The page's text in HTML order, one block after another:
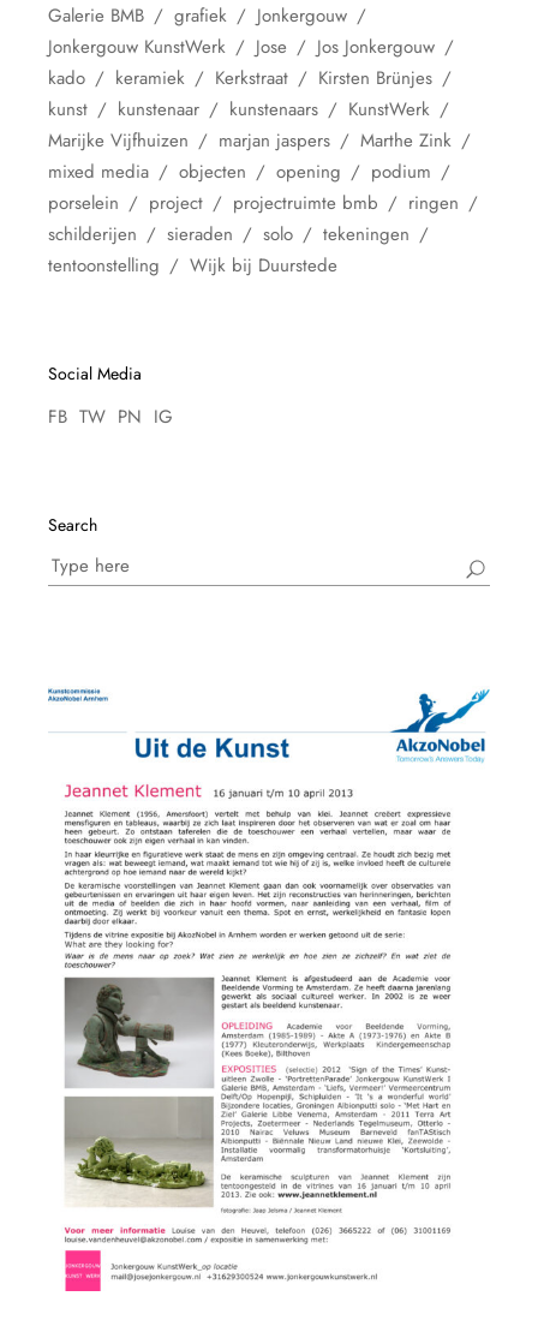
Galerie BMB
grafiek
Jonkergouw
Jonkergouw KunstWerk
Jose
Jos Jonkergouw
kado
keramiek Kerkstraat
Kirsten Brünjes
kunst
kunstenaar kunstenaars
KunstWerk
Marijke Vijfhuizen
marjan jaspers
Marthe Zink
mixed media
objecten opening
podium
porselein
project projectruimte bmb
ringen
schilderijen
sieraden solo
tekeningen
tentoonstelling
Wijk bij Duurstede
Social Media
FB TW PN IG
Search
Search
for: